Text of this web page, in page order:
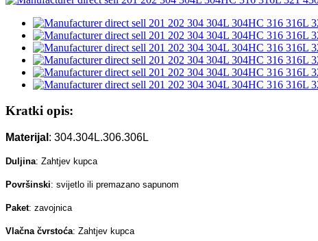
Kratki opis:
Materijal : 304.304L.306.306L
Duljina: Zahtjev kupca
Površinski: svijetlo ili premazano sapunom
Paket: zavojnica
Vlačna čvrstoća: Zahtjev kupca